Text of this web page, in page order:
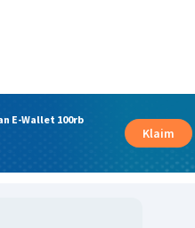
E-Wallet 100rb
Klaim